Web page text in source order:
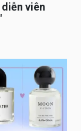
diễn viên